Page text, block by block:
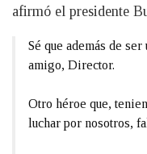
afirmó el presidente
Sé que además de
amigo, Director.
Otro héroe que,
luchar por nosotros,